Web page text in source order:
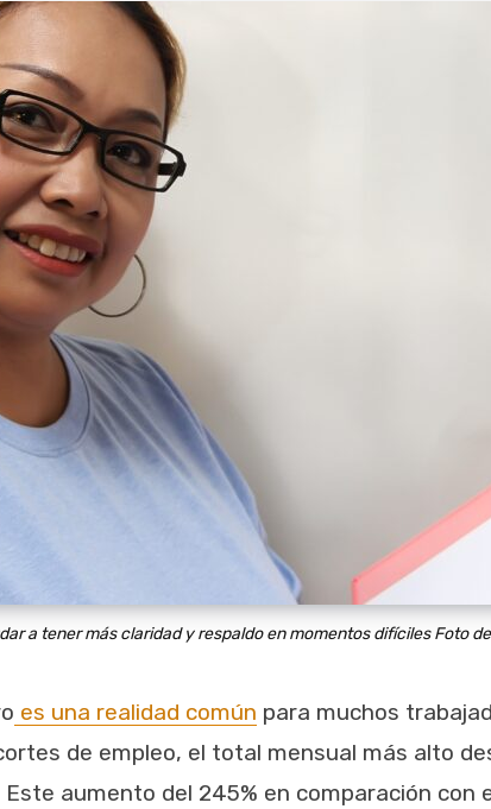
a tener más claridad y respaldo en momentos difíciles Foto
es una realidad común para muchos
de empleo, el total mensual más alto
Este aumento del 245% en comparación